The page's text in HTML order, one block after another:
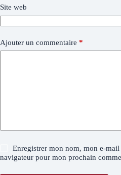
Site web
Ajouter un commentaire *
Enregistrer mon nom, mon e-mail
navigateur pour mon prochain